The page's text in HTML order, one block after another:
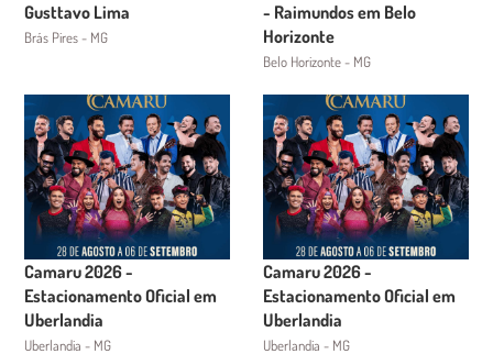
Gusttavo Lima
Brás Pires - MG
- Raimundos em Belo
Horizonte
Belo Horizonte - MG
Camaru 2026 -
Estacionamento Oficial em
Uberlandia
Uberlandia - MG
Camaru 2026 -
Estacionamento Oficial em
Uberlandia
Uberlandia - MG